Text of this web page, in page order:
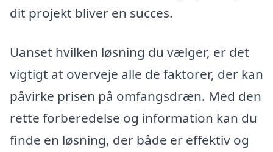
dit projekt bliver en succes.
Uanset hvilken løsning du vælger, er det
vigtigt at overveje alle de faktorer, der kan
påvirke prisen på omfangsdræn. Med den
rette forberedelse og information kan du
finde en løsning, der både er effektiv og